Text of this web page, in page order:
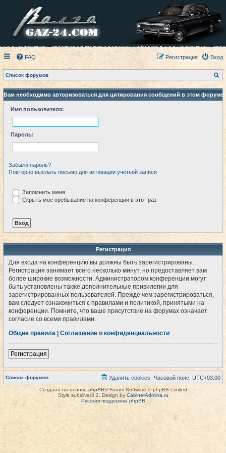
FAQ Вход
Регистрация
Список форумов
о
с
к
Вам необходимо авторизоваться для цитирования сообщений в этом форуме.
Имя пользователя:
Пароль:
Забыли пароль?
Повторно выслать письмо для активации учётной записи
Запомнить меня
Скрыть моё пребывание на конференции в этот раз
Регистрация
Для входа на конференцию вы должны быть зарегистрированы.
Регистрация занимает всего несколько минут, но предоставляет вам
более широкие возможности. Администратором конференции могут
быть установлены также дополнительные привилегии для
зарегистрированных пользователей. Прежде чем зарегистрироваться,
вам следует ознакомиться с правилами и политикой, принятыми на
конференции. Помните, что ваше присутствие на форумах означает
согласие со всеми правилами.
Общие правила
Соглашение о конфиденциальности
Регистрация
Список форумов Часовой пояс: UTC+03:00
Удалить cookies
Создано на основе phpBB® Forum Software © phpBB Limited
Style subsilver3.2. Design by CabinetAdmina.ru
Русская поддержка phpBB